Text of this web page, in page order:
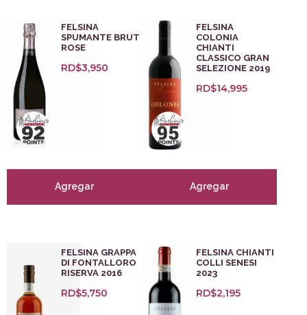
FELSINA
SPUMANTE BRUT
ROSE
RD$3,950
Agregar
FELSINA
COLONIA
CHIANTI
CLASSICO GRAN
SELEZIONE 2019
RD$14,995
Agregar
FELSINA GRAPPA
DI FONTALLORO
RISERVA 2016
RD$5,750
FELSINA CHIANTI
COLLI SENESI
2023
RD$2,195